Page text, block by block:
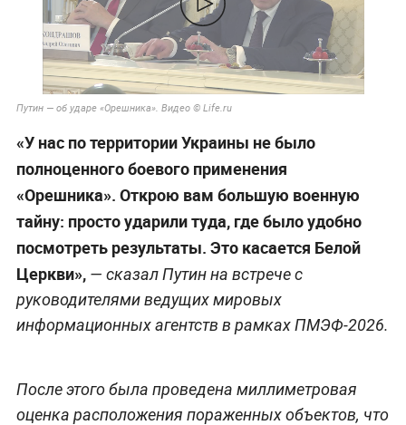
Путин — об ударе «Орешника». Видео © Life.ru
«У нас по территории Украины не было
полноценного боевого применения
«Орешника». Открою вам большую военную
тайну: просто ударили туда, где было удобно
посмотреть результаты. Это касается Белой
Церкви»,— сказал Путин на встрече с
руководителями ведущих мировых
информационных агентств в рамках ПМЭФ-2026.
После этого была проведена миллиметровая
оценка расположения пораженных объектов, что